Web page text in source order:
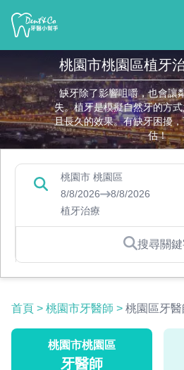
桃園市桃園區植牙
缺牙除了影響咀嚼，也會讓
失。植牙是模擬自然牙的方
且長久的效果。有缺牙困擾
估！
桃園市 桃園區
8/8/2026
8/8/2026
植牙治療
搜尋關
首頁 > 桃園市牙醫師 > 桃園區牙醫
桃園市桃園區
牙醫師